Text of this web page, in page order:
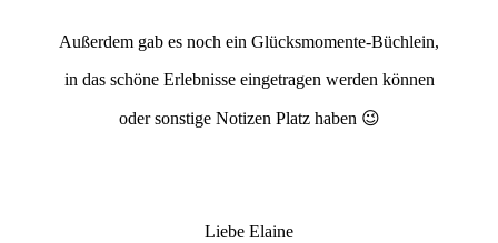
Außerdem gab es noch ein Glücksmomente-Büchlein,
in das schöne Erlebnisse eingetragen werden können
oder sonstige Notizen Platz haben 😉
Liebe Elaine